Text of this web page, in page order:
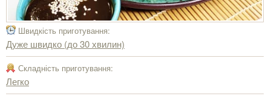
Швидкість приготування:
Дуже швидко (до 30 хвилин)
Складність приготування:
Легко